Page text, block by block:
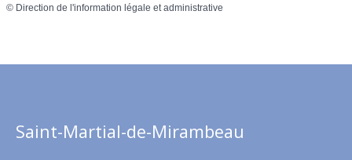
© Direction de l'information légale et administrative
Saint-Martial-de-Mirambeau